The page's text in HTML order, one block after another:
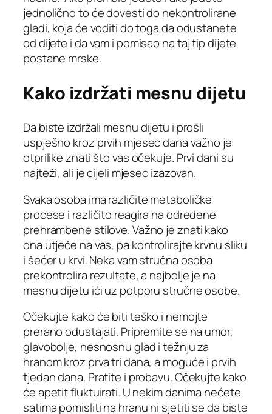
jednolično to će dovesti do nekontrolirane
gladi, koja će voditi do toga da odustanete
od dijete i da vam i pomisao na taj tip dijete
postane mrske.
Kako izdržati mesnu dijetu
Da biste izdržali mesnu dijetu i prošli
uspješno kroz prvih mjesec dana važno je
otprilike znati što vas očekuje. Prvi dani su
najteži, ali je cijeli mjesec izazovan.
Svaka osoba ima različite metaboličke
procese i različito reagira na određene
prehrambene stilove. Važno je znati kako
ona utječe na vas, pa kontrolirajte krvnu sliku
i šećer u krvi. Neka vam stručna osoba
prekontrolira rezultate, a najbolje je na
mesnu dijetu ići uz potporu stručne osobe.
Očekujte kako će biti teško i nemojte
prerano odustajati. Pripremite se na umor,
glavobolje, nesnosnu glad i težnju za
hranom kroz prva tri dana, a moguće i prvih
tjedan dana. Pratite i probavu. Očekujte kako
će apetit fluktuirati. U nekim danima nećete
satima pomisliti na hranu ni sjetiti se da biste